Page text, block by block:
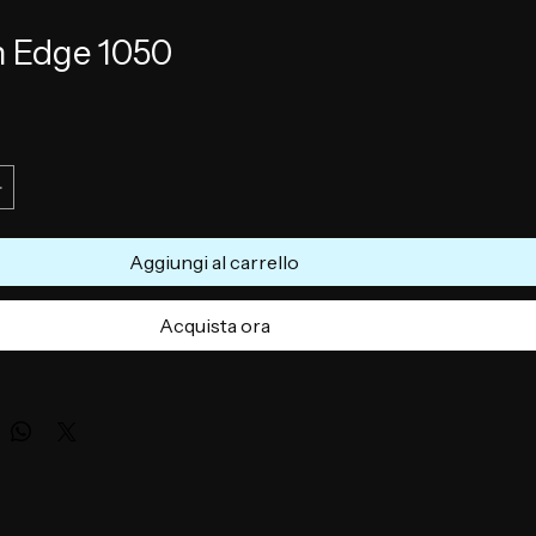
Edge 1050
Aggiungi al carrello
Acquista ora